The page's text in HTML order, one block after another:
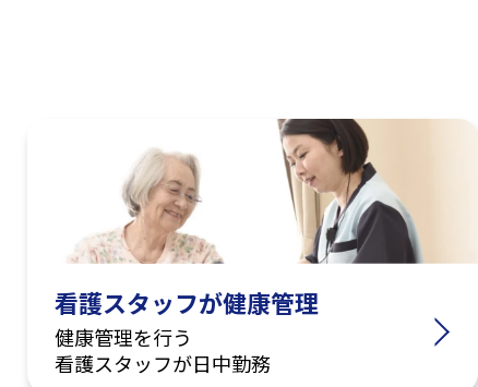
看護スタッフが健康管理
健康管理を行う
看護スタッフが日中勤務